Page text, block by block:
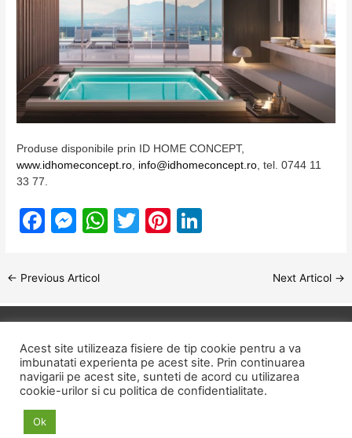
Produse disponibile prin ID HOME CONCEPT,
www.idhomeconcept.ro, info@idhomeconcept.ro, tel. 0744 11
33 77.
F
c
b
o
o
k
M
s
e
n
g
er
W
A
p
p
T
Pi
st dI
n
Post
← Previous Articol Next Articol →
POLITICA DE CONFIDENTIALITATE
Acest site utilizeaza fisiere de tip cookie pentru a va
imbunatati experienta pe acest site. Prin continuarea
navigarii pe acest site, sunteti de acord cu utilizarea
cookie-urilor si cu politica de confidentialitate.
Ok